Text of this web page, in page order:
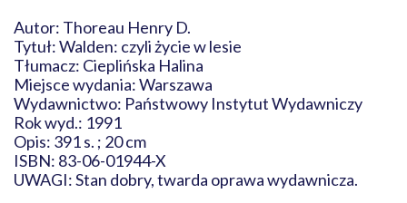
Autor: Thoreau Henry D.
Tytuł: Walden: czyli życie w lesie
Tłumacz: Cieplińska Halina
Miejsce wydania: Warszawa
Wydawnictwo: Państwowy Instytut Wydawniczy
Rok wyd.: 1991
Opis: 391 s. ; 20 cm
ISBN: 83-06-01944-X
UWAGI: Stan dobry, twarda oprawa wydawnicza.